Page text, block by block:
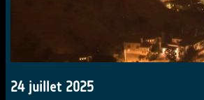
24 juillet 2025